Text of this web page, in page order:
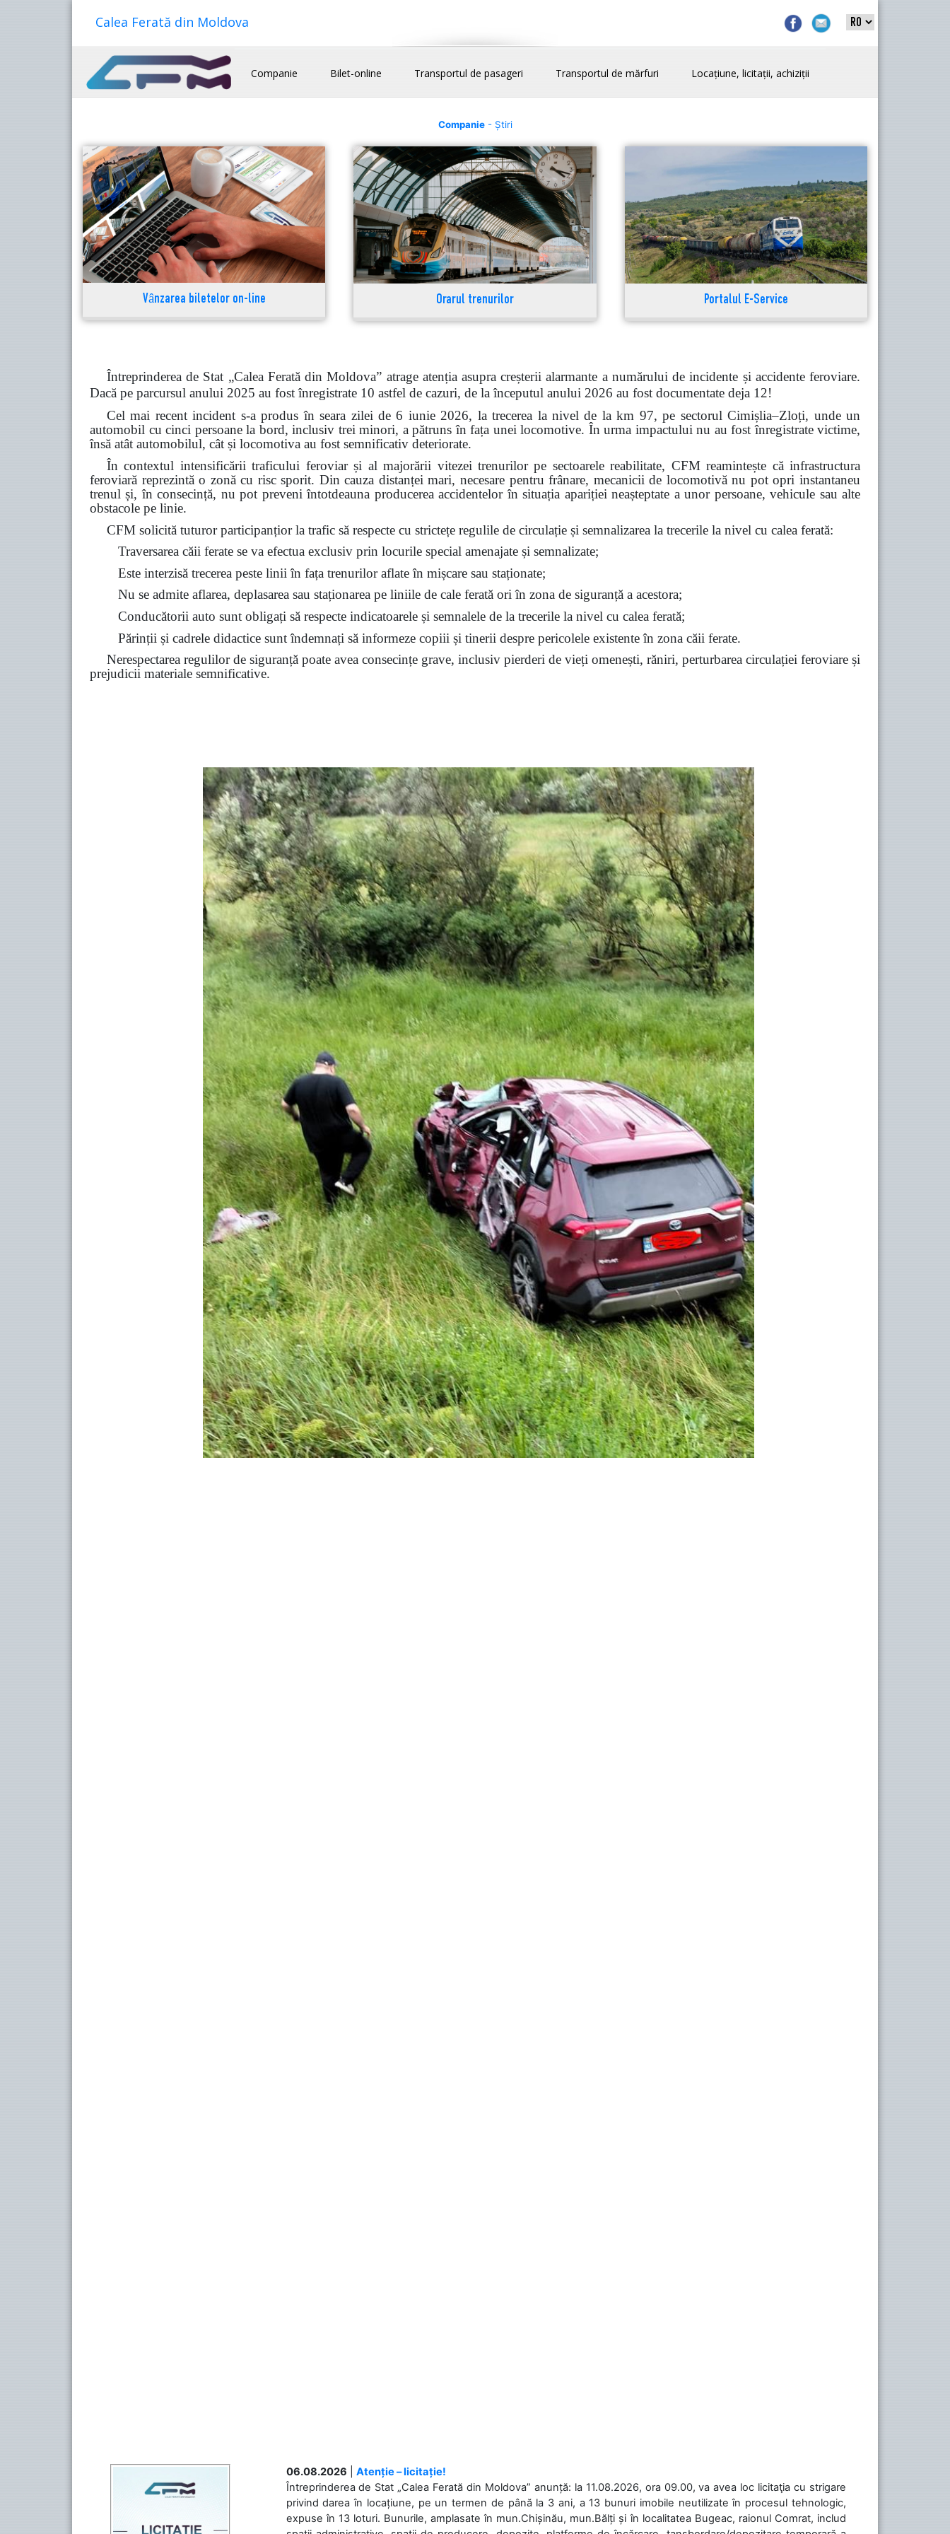
Calea Ferată din Moldova
Companie Bilet-online Transportul de pasageri Transportul de mărfuri Locațiune, licitații, achiziții
Companie- Știri
Vânzarea biletelor on-line Orarul trenurilor Portalul E-Service
Întreprinderea de Stat „Calea Ferată din Moldova” atrage atenția asupra creșterii alarmante a numărului de incidente și accidente feroviare.
Dacă pe parcursul anului 2025 au fost înregistrate 10 astfel de cazuri, de la începutul anului 2026 au fost documentate deja 12!
Cel mai recent incident s-a produs în seara zilei de 6 iunie 2026, la trecerea la nivel de la km 97, pe sectorul Cimișlia–Zloți, unde un
automobil cu cinci persoane la bord, inclusiv trei minori, a pătruns în fața unei locomotive. În urma impactului nu au fost înregistrate victime,
însă atât automobilul, cât și locomotiva au fost semnificativ deteriorate.
În contextul intensificării traficului feroviar și al majorării vitezei trenurilor pe sectoarele reabilitate, CFM reamintește că infrastructura
feroviară reprezintă o zonă cu risc sporit. Din cauza distanței mari, necesare pentru frânare, mecanicii de locomotivă nu pot opri instantaneu
trenul și, în consecință, nu pot preveni întotdeauna producerea accidentelor în situația apariției neașteptate a unor persoane, vehicule sau alte
obstacole pe linie.
CFM solicită tuturor participanțior la trafic să respecte cu strictețe regulile de circulație și semnalizarea la trecerile la nivel cu calea ferată:
Traversarea căii ferate se va efectua exclusiv prin locurile special amenajate și semnalizate;
Este interzisă trecerea peste linii în fața trenurilor aflate în mișcare sau staționate;
Nu se admite aflarea, deplasarea sau staționarea pe liniile de cale ferată ori în zona de siguranță a acestora;
Conducătorii auto sunt obligați să respecte indicatoarele și semnalele de la trecerile la nivel cu calea ferată;
Părinții și cadrele didactice sunt îndemnați să informeze copiii și tinerii despre pericolele existente în zona căii ferate.
Nerespectarea regulilor de siguranță poate avea consecințe grave, inclusiv pierderi de vieți omenești, răniri, perturbarea circulației feroviare și
prejudicii materiale semnificative.
06.08.2026
Atenție – licitație!
Întreprinderea de Stat „Calea Ferată din Moldova” anunță: la 11.08.2026, ora 09.00, va avea loc licitaţia cu strigare
privind darea în locațiune, pe un termen de până la 3 ani, a 13 bunuri imobile neutilizate în procesul tehnologic,
expuse în 13 loturi. Bunurile, amplasate în mun.Chișinău, mun.Bălți și în localitatea Bugeac, raionul Comrat, includ